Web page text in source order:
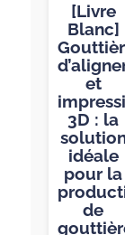
[Livre
Blanc]
et
3D : la
idéale
pour la
de